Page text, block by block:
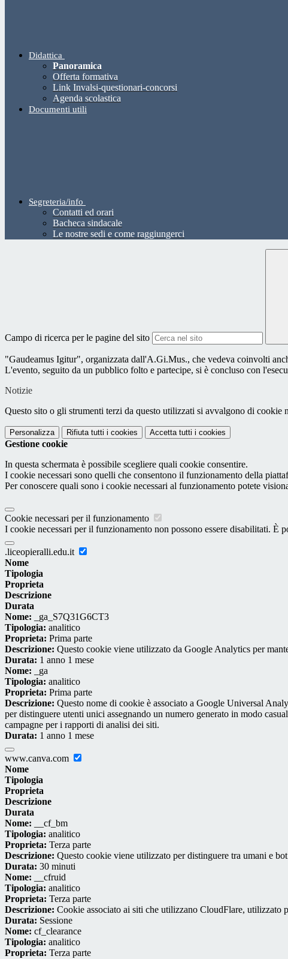
Didattica
Panoramica
Offerta formativa
Link Invalsi-questionari-concorsi
Agenda scolastica
Documenti utili
Segreteria/info
Contatti ed orari
Bacheca sindacale
Le nostre sedi e come raggiungerci
Campo di ricerca per le pagine del sito
"Gaudeamus Igitur", organizzata dall'A.Gi.Mus., che vedeva coinvolti
L'evento, seguito da un pubblico folto e partecipe, si è concluso con
Notizie
Questo sito o gli strumenti terzi da questo utilizzati si avvalgono di
Personalizza Rifiuta tutti i cookies Accetta tutti i cookies
Gestione cookie
In questa schermata è possibile scegliere quali cookie consentire.
I cookie necessari sono quelli che consentono il funzionamento della
Per conoscere quali sono i cookie necessari al funzionamento potete
Cookie necessari per il funzionamento
I cookie necessari per il funzionamento non possono essere disabilitati. È
.liceopieralli.edu.it
Nome
Tipologia
Proprieta
Descrizione
Durata
Nome: _ga_S7Q31G6CT3
Tipologia: analitico
Proprieta: Prima parte
Descrizione: Questo cookie viene utilizzato da Google Analytics per
Durata: 1 anno 1 mese
Nome: _ga
Tipologia: analitico
Proprieta: Prima parte
Descrizione: Questo nome di cookie è associato a Google Universal
per distinguere utenti unici assegnando un numero generato in modo
campagne per i rapporti di analisi dei siti.
Durata: 1 anno 1 mese
www.canva.com
Nome
Tipologia
Proprieta
Descrizione
Durata
Nome: __cf_bm
Tipologia: analitico
Proprieta: Terza parte
Descrizione: Questo cookie viene utilizzato per distinguere tra umani e
Durata: 30 minuti
Nome: __cfruid
Tipologia: analitico
Proprieta: Terza parte
Descrizione: Cookie associato ai siti che utilizzano CloudFlare, utilizzato
Durata: Sessione
Nome: cf_clearance
Tipologia: analitico
Proprieta: Terza parte